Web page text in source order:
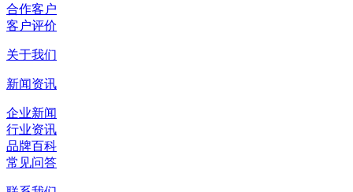
合作客户
客户评价
关于我们
新闻资讯
企业新闻
行业资讯
品牌百科
常见问答